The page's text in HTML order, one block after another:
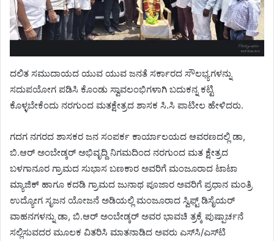
ದಲಿತ ಸಮುದಾಯದ ಯುವ ಯುವ ಜನತೆ ಸರ್ಕಾರದ ಸೌಲಭ್ಯಗಳನ್ನು
ಸದುಪಯೋಗ ಪಡಿಸಿ ಕೊಂಡು ಸ್ವಾವಲಂಭಿಗಳಾಗಿ ಬದುಕನ್ನ ಕಟ್ಟಿ
ಕೊಳ್ಳಬೇಕೆಂದು ನರಗುಂದ ಮತಕ್ಷೇತ್ರದ ಶಾಸಕ ಸಿ.ಸಿ ಪಾಟೀಲ ಹೇಳಿದರು.
ಗದಗ ನಗರದ ಶಾಸಕರ ಜನ ಸಂಪರ್ಕ ಕಾರ್ಯಾಲಯದ ಆವರಣದಲ್ಲಿ ಡಾ,
ಬಿ.ಆರ್ ಅಂಬೇಡ್ಕರ್ ಅಭಿವೃದ್ದಿ ನಿಗಮದಿಂದ ನರಗುಂದ ಮತ ಕ್ಷೇತ್ರದ
ಬಳಗಾನೂರ ಗ್ರಾಮದ ಸುಭಾಸ ಬಣಕಾರ ಅವರಿಗೆ ಮಂಜೂರಾದ ಟಾಟಾ
ಮ್ಯಾಜಿಕ್ ಹಾಗೂ ಕದಡಿ ಗ್ರಾಮದ ಜುನಾಥ ಪೂಜಾರ ಅವರಿಗೆ ಪ್ರಧಾನ ಮಂತ್ರಿ
ಉದ್ಯೋಗ ಸೃಜನ ಯೋಜನೆ ಅಡಿಯಲ್ಲಿ ಮಂಜೂರಾದ ಸ್ವಿಫ್ಟ್ ಡಿಸೈಯರ್
ವಾಹನಗಳನ್ನು ಡಾ, ಬಿ.ಆರ್ ಅಂಬೇಡ್ಕರ್ ಅವರ ಭಾವಚಿ ತ್ರಕ್ಕೆ ಪುಷ್ಪಾರ್ಚನೆ
ಸಲ್ಲಿಸುವದರ ಮೂಲಕ ವಿತರಿಸಿ ಮಾತನಾಡಿದ ಅವರು ಎಸ್‌ಸಿ/ಎಸ್‌ಟಿ